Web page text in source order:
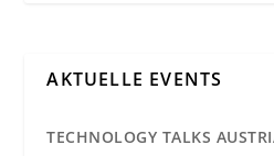
AKTUELLE EVENTS
TECHNOLOGY TALKS